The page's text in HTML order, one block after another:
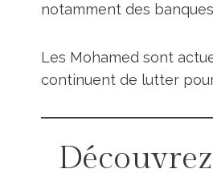
notamment des
Les Mohamed sont
continuent de lutter pour